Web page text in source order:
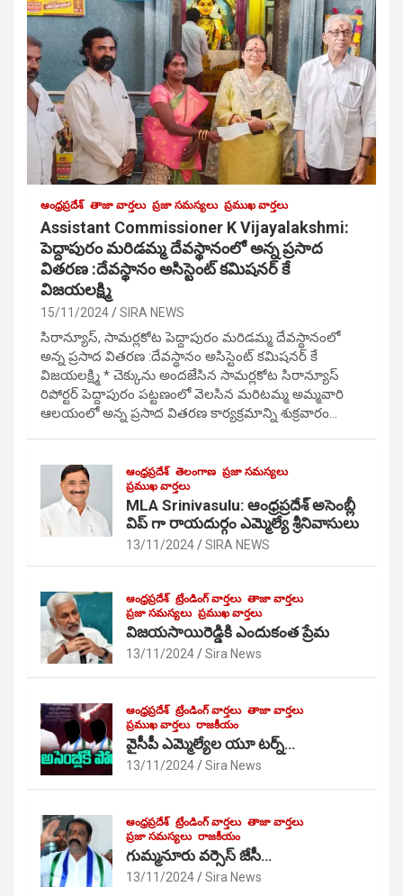
ఆంధ్రప్రదేశ్ తాజా వార్తలు ప్రజా సమస్యలు ప్రముఖ వార్తలు
Assistant Commissioner K Vijayalakshmi:
పెద్దాపురం మరిడమ్మ దేవస్థానంలో అన్న ప్రసాద
వితరణ :దేవస్థానం అసిస్టెంట్ కమిషనర్ కే
విజయలక్ష్మి
15/11/2024 SIRA NEWS
సిరాన్యూస్, సామర్లకోట పెద్దాపురం మరిడమ్మ దేవస్థానంలో
అన్న ప్రసాద వితరణ :దేవస్థానం అసిస్టెంట్ కమిషనర్ కే
విజయలక్ష్మి * చెక్కును అందజేసిన సామర్లకోట సిరాన్యూస్
రిపోర్టర్ పెద్దాపురం పట్టణంలో వెలసిన మరిటమ్మ అమ్మవారి
ఆలయంలో అన్న ప్రసాద వితరణ కార్యక్రమాన్ని శుక్రవారం…
ఆంధ్రప్రదేశ్ తెలంగాణ ప్రజా సమస్యలు
ప్రముఖ వార్తలు
MLA Srinivasulu: ఆంధ్రప్రదేశ్ అసెంబ్లీ
విప్ గా రాయదుర్గం ఎమ్మెల్యే శ్రీనివాసులు
13/11/2024 SIRA NEWS
ఆంధ్రప్రదేశ్ ట్రేండింగ్ వార్తలు తాజా వార్తలు
ప్రజా సమస్యలు ప్రముఖ వార్తలు
విజయసాయిరెడ్డికి ఎందుకంత ప్రేమ
13/11/2024 Sira News
ఆంధ్రప్రదేశ్ ట్రేండింగ్ వార్తలు తాజా వార్తలు
ప్రముఖ వార్తలు రాజకీయం
వైసీపీ ఎమ్మెల్యేల యూ టర్న్…
13/11/2024 Sira News
ఆంధ్రప్రదేశ్ ట్రేండింగ్ వార్తలు తాజా వార్తలు
ప్రజా సమస్యలు రాజకీయం
గుమ్మనూరు వర్సెస్ జేసీ…
13/11/2024 Sira News